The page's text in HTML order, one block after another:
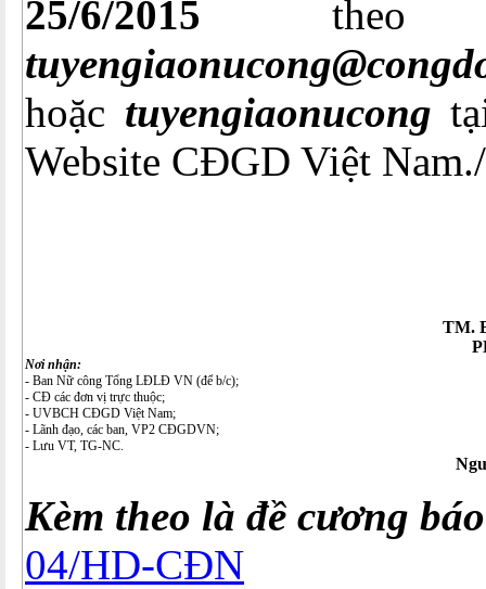
25/6/2015 theo
hoặc tuyengiaonucong
Website CĐGD Việt
Nơi nhận:
- Ban Nữ công Tổng LĐLĐ VN (để b/c);
- CĐ các đơn vị trực thuộc;
- UVBCH CĐGD Việt Nam;
- Lãnh đạo, các ban, VP2 CĐGDVN;
- Lưu VT, TG-NC.
TM.
Kèm theo là đề cương
04/HD-CĐN